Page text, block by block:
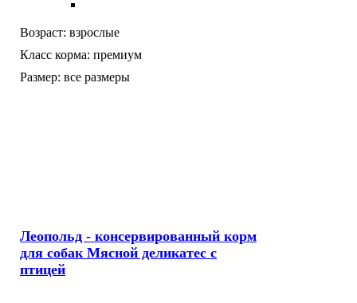
Возраст: взрослые
Класс корма: премиум
Размер: все размеры
Леопольд - консервированный корм
для собак Мясной деликатес с
птицей